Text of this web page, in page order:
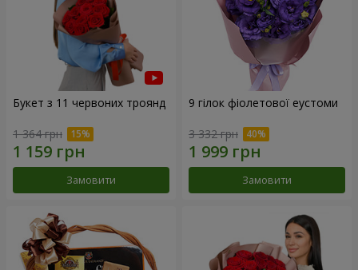
Букет з 11 червоних троянд
1 364 грн
Замовити
9 гілок фіолетової еустоми
3 332 грн
Замовити